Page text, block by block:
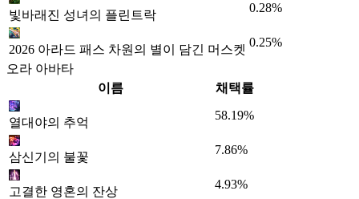
빛바래진 성녀의 플린트락
0.28%
2026 아라드 패스 차원의 별이 담긴 머스켓
0.25%
오라 아바타
이름
채택률
열대야의 추억
58.19%
삼신기의 불꽃
7.86%
고결한 영혼의 잔상
4.93%